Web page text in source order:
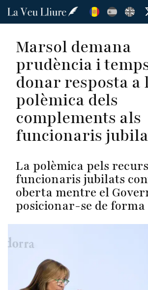
Vés
Marsol demana
prudència i
donar resposta a
polèmica dels
complements als
funcionaris
La polèmica pels
funcionaris jubilats
oberta mentre el
posicionar-se de